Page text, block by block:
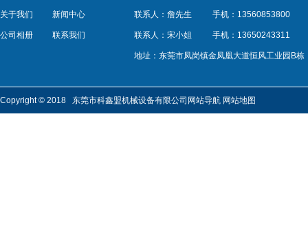
关于我们 新闻中心
公司相册 联系我们
联系人：詹先生 手机：13560853800
联系人：宋小姐 手机：13650243311
地址：东莞市凤岗镇金凤凰大道恒风工业园B栋
Copyright © 2018 东莞市科鑫盟机械设备有限公司 网站导航 网站地图